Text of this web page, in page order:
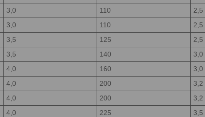
3,0 110 2,5
3,0 110 2,5
3,5 125 2,5
3,5 140 3,0
4,0 160 3,0
4,0 200 3,2
4,0 200 3,2
4,0 225 3,5